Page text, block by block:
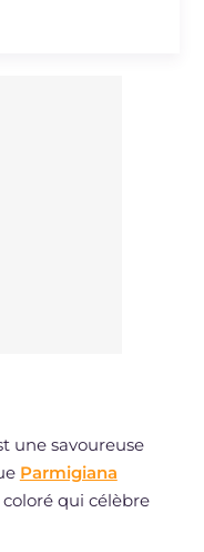
une savoureuse
Parmigiana
qui célèbre